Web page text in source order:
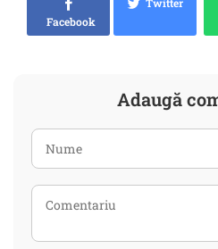
Facebook
Adaugă